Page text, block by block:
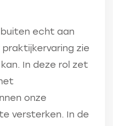
echt aan
zie
In deze rol zet
onze
versterken. In de